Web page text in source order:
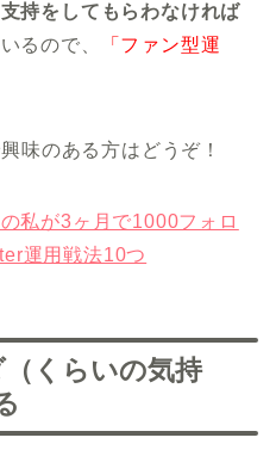
持をしてもらわなければ
るので、
「ファン型運
味のある方はどうぞ！
私が3ヶ月で1000フォロ
運用戦法10つ
くらいの気持